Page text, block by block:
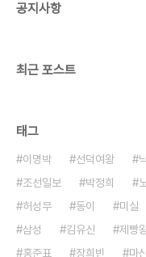
작년 6.4지방선거를 앞두고 열렸던
공지사항
최근 포스트
태그
이명박 선덕여왕
조선일보
박정희
허성무
동이 미실
삼성
김유신 제빵
홍준표
장희빈 마